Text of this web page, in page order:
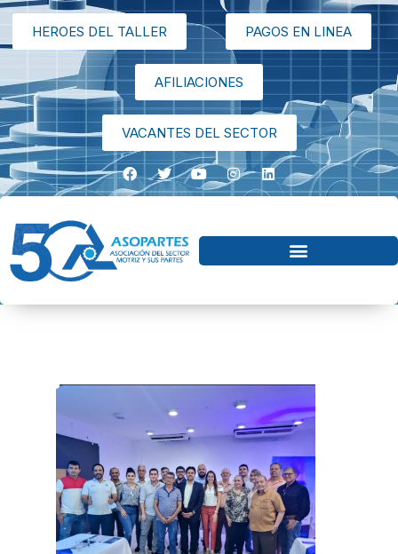
HEROES DEL TALLER PAGOS EN LINEA
AFILIACIONES
VACANTES DEL SECTOR